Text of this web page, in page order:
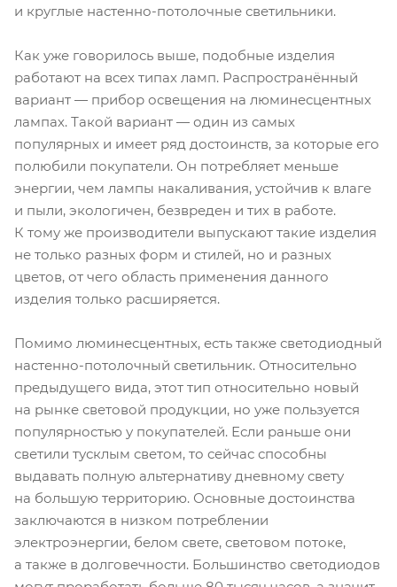
и круглые настенно-потолочные светильники.
Как уже говорилось выше, подобные изделия
работают на всех типах ламп. Распространённый
вариант — прибор освещения на люминесцентных
лампах. Такой вариант — один из самых
популярных и имеет ряд достоинств, за которые его
полюбили покупатели. Он потребляет меньше
энергии, чем лампы накаливания, устойчив к влаге
и пыли, экологичен, безвреден и тих в работе.
К тому же производители выпускают такие изделия
не только разных форм и стилей, но и разных
цветов, от чего область применения данного
изделия только расширяется.
Помимо люминесцентных, есть также светодиодный
настенно-потолочный светильник. Относительно
предыдущего вида, этот тип относительно новый
на рынке световой продукции, но уже пользуется
популярностью у покупателей. Если раньше они
светили тусклым светом, то сейчас способны
выдавать полную альтернативу дневному свету
на большую территорию. Основные достоинства
заключаются в низком потреблении
электроэнергии, белом свете, световом потоке,
а также в долговечности. Большинство светодиодов